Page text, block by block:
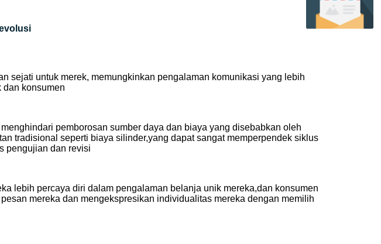
sejati untuk merek, memungkinkan pengalaman komunikasi yang lebih
dan konsumen
pemborosan sumber daya dan biaya yang disebabkan oleh
tradisional seperti biaya silinder,yang dapat sangat memperpendek siklus
pengujian dan revisi
lebih percaya diri dalam pengalaman belanja unik mereka,dan konsumen
mereka dan mengekspresikan individualitas mereka dengan memilih